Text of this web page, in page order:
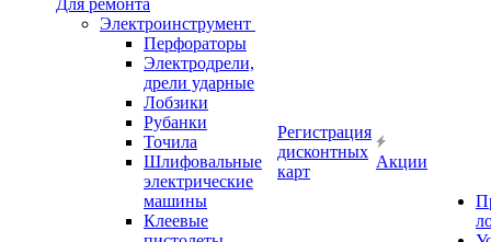
Для ремонта
Электроинструмент
Перфораторы
Электродрели,
дрели ударные
Лобзики
Рубанки
Точила
Шлифовальные
электрические
машины
Клеевые
Регистрация
дисконтных
карт
Акции